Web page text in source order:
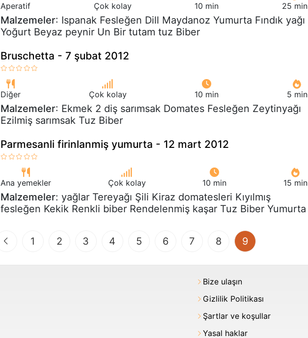
Aperatif Çok kolay 10 min 25 min
Malzemeler: Ispanak Fesleğen Dill Maydanoz Yumurta Fındık yağı
Yoğurt Beyaz peynir Un Bir tutam tuz Biber
Bruschetta - 7 şubat 2012
Diğer Çok kolay 10 min 5 min
Malzemeler: Ekmek 2 diş sarımsak Domates Fesleğen Zeytinyağı
Ezilmiş sarımsak Tuz Biber
Parmesanli firinlanmiş yumurta - 12 mart 2012
Ana yemekler Çok kolay 10 min 15 min
Malzemeler: yağlar Tereyağı Şili Kiraz domatesleri Kıyılmış
fesleğen Kekik Renkli biber Rendelenmiş kaşar Tuz Biber Yumurta
1 2 3 4 5 6 7 8 9(current)
Bize ulaşın
Gizlilik Politikası
Şartlar ve koşullar
Yasal haklar